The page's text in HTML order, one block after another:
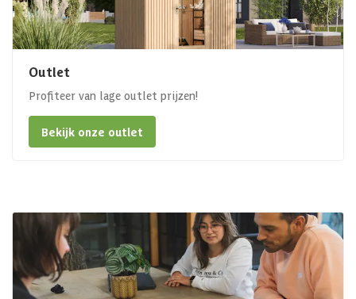
Outlet
Profiteer van lage outlet prijzen!
Bekijk onze outlet